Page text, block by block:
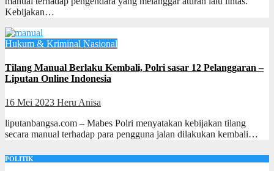
Kebijakan…
Hukum & Kriminal Nasional
Tilang Manual Berlaku Kembali, Polri sasar 12 Pelanggaran –
Liputan Online Indonesia
16 Mei 2023 Heru Anisa
liputanbangsa.com – Mabes Polri menyatakan kebijakan tilang
secara manual terhadap para pengguna jalan dilakukan kembali…
POLITIK